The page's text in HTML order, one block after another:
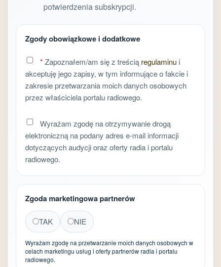
potwierdzenia subskrypcji.
Zgody obowiązkowe i dodatkowe
* Zapoznałem/am się z treścią regulaminu i
akceptuję jego zapisy, w tym informujące o fakcie i
zakresie przetwarzania moich danych osobowych
przez właściciela portalu radiowego.
Wyrażam zgodę na otrzymywanie drogą
elektroniczną na podany adres e-mail informacji
dotyczących audycji oraz oferty radia i portalu
radiowego.
Zgoda marketingowa partnerów
TAK NIE
Wyrażam zgodę na przetwarzanie moich danych osobowych w
celach marketingu usług i oferty partnerów radia i portalu
radiowego.